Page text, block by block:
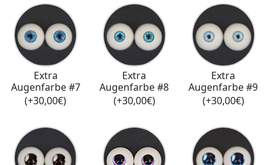
Extra
Augenfarbe #7
(+30,00€)
Extra
Augenfarbe #8
(+30,00€)
Extra
Augenfarbe #9
(+30,00€)